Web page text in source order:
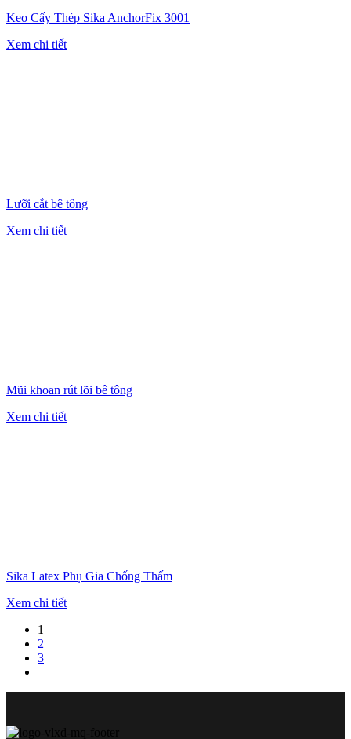
Keo Cấy Thép Sika AnchorFix 3001
Xem chi tiết
Lưỡi cắt bê tông
Xem chi tiết
Mũi khoan rút lõi bê tông
Xem chi tiết
Sika Latex Phụ Gia Chống Thấm
Xem chi tiết
1
2
3